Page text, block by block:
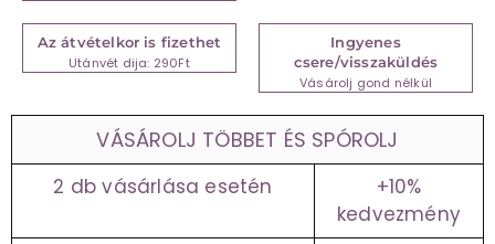
Az átvételkor is fizethet
Utánvét dija: 290Ft
Ingyenes
csere/visszaküldés
Vásárolj gond nélkül
VÁSÁROLJ TÖBBET ÉS SPÓROLJ
2 db vásárlása esetén
+10%
kedvezmény